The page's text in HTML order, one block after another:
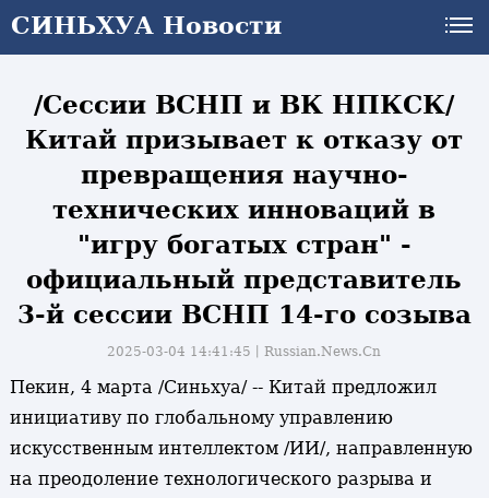
СИНЬХУА Новости
СИНЬХУА Новости
/Сессии ВСНП и ВК НПКСК/
Китай призывает к отказу от
превращения научно-
технических инноваций в
"игру богатых стран" -
официальный представитель
3-й сессии ВСНП 14-го созыва
2025-03-04 14:41:45丨Russian.News.Cn
Пекин, 4 марта /Синьхуа/ -- Китай предложил
инициативу по глобальному управлению
искусственным интеллектом /ИИ/, направленную
на преодоление технологического разрыва и